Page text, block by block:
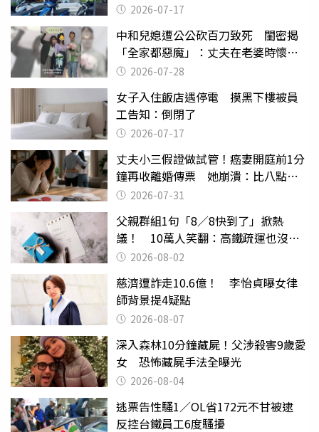
2026-07-17
中和兒媳遭公公砍百刀致死 閨密揭
「全家都惡魔」：丈夫在老婆時懷孕
摔東西
2026-07-28
女子入住飯店遇停電 摸黑下樓被員
工告知：倒閉了
2026-07-17
丈夫小三假證做試管！癌妻開庭前1分
鐘再收離婚傳票 她崩潰：比八點檔
還扯2026-07-31
父親群組1句「8／8快到了」掀熱
議！ 10萬人笑翻：高鐵疏運也沒列
父親節
2026-08-02
慈濟遭詐走10.6億！ 李怡貞曝女律
師背景提4疑點
2026-08-07
深入森林10分鐘藏屍！父涉殺害9歲愛
女 恐怖藏屍手法全曝光
2026-08-04
逃票告性騷1／OL省172元不甘被逮
反控台鐵員工6度騷擾